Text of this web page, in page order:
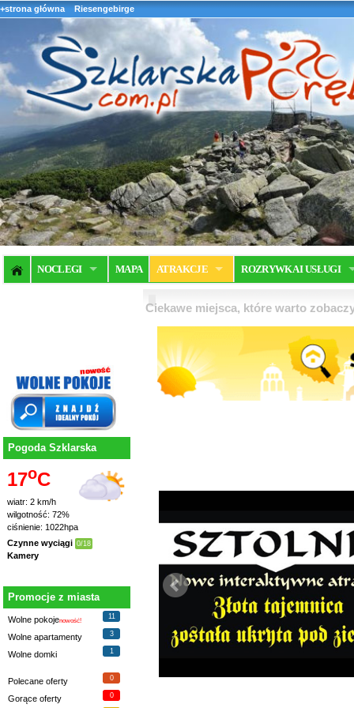
+strona główna Riesengebirge
NOCLEGI MAPA ATRAKCJE ROZRYWKA I USŁUGI
Pogoda Szklarska
17oC
wiatr: 2 km/h
wilgotność: 72%
ciśnienie: 1022hpa
Czynne wyciągi 0/18
Kamery
Promocje z miasta
Wolne pokojenowość!
11
Wolne apartamenty 3
Wolne domki 1
Polecane oferty 0
Gorące oferty 0
Ciekawe miejsca, które warto